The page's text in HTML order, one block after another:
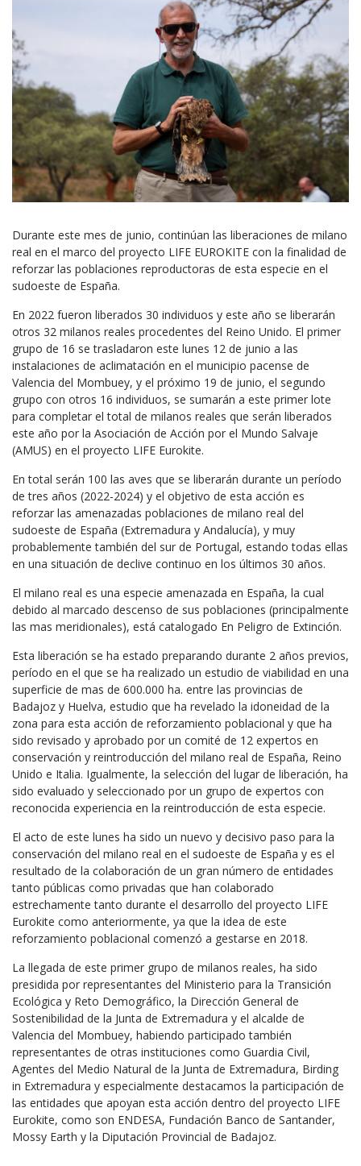
Durante este mes de junio, continúan las liberaciones de milano
real en el marco del proyecto LIFE EUROKITE con la finalidad de
reforzar las poblaciones reproductoras de esta especie en el
sudoeste de España.
En 2022 fueron liberados 30 individuos y este año se liberarán
otros 32 milanos reales procedentes del Reino Unido. El primer
grupo de 16 se trasladaron este lunes 12 de junio a las
instalaciones de aclimatación en el municipio pacense de
Valencia del Mombuey, y el próximo 19 de junio, el segundo
grupo con otros 16 individuos, se sumarán a este primer lote
para completar el total de milanos reales que serán liberados
este año por la Asociación de Acción por el Mundo Salvaje
(AMUS) en el proyecto LIFE Eurokite.
En total serán 100 las aves que se liberarán durante un período
de tres años (2022-2024) y el objetivo de esta acción es
reforzar las amenazadas poblaciones de milano real del
sudoeste de España (Extremadura y Andalucía), y muy
probablemente también del sur de Portugal, estando todas ellas
en una situación de declive continuo en los últimos 30 años.
El milano real es una especie amenazada en España, la cual
debido al marcado descenso de sus poblaciones (principalmente
las mas meridionales), está catalogado En Peligro de Extinción.
Esta liberación se ha estado preparando durante 2 años previos,
período en el que se ha realizado un estudio de viabilidad en una
superficie de mas de 600.000 ha. entre las provincias de
Badajoz y Huelva, estudio que ha revelado la idoneidad de la
zona para esta acción de reforzamiento poblacional y que ha
sido revisado y aprobado por un comité de 12 expertos en
conservación y reintroducción del milano real de España, Reino
Unido e Italia. Igualmente, la selección del lugar de liberación, ha
sido evaluado y seleccionado por un grupo de expertos con
reconocida experiencia en la reintroducción de esta especie.
El acto de este lunes ha sido un nuevo y decisivo paso para la
conservación del milano real en el sudoeste de España y es el
resultado de la colaboración de un gran número de entidades
tanto públicas como privadas que han colaborado
estrechamente tanto durante el desarrollo del proyecto LIFE
Eurokite como anteriormente, ya que la idea de este
reforzamiento poblacional comenzó a gestarse en 2018.
La llegada de este primer grupo de milanos reales, ha sido
presidida por representantes del Ministerio para la Transición
Ecológica y Reto Demográfico, la Dirección General de
Sostenibilidad de la Junta de Extremadura y el alcalde de
Valencia del Mombuey, habiendo participado también
representantes de otras instituciones como Guardia Civil,
Agentes del Medio Natural de la Junta de Extremadura, Birding
in Extremadura y especialmente destacamos la participación de
las entidades que apoyan esta acción dentro del proyecto LIFE
Eurokite, como son ENDESA, Fundación Banco de Santander,
Mossy Earth y la Diputación Provincial de Badajoz.